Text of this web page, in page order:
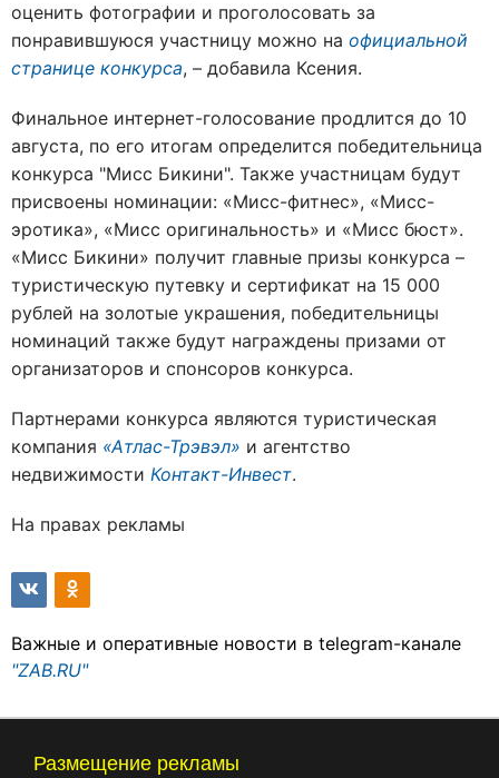
оценить фотографии и проголосовать за
понравившуюся участницу можно на официальной
странице конкурса, – добавила Ксения.
Финальное интернет-голосование продлится до 10
августа, по его итогам определится победительница
конкурса "Мисс Бикини". Также участницам будут
присвоены номинации: «Мисс-фитнес», «Мисс-
эротика», «Мисс оригинальность» и «Мисс бюст».
«Мисс Бикини» получит главные призы конкурса –
туристическую путевку и сертификат на 15 000
рублей на золотые украшения, победительницы
номинаций также будут награждены призами от
организаторов и спонсоров конкурса.
Партнерами конкурса являются туристическая
компания «Атлас-Трэвэл» и агентство
недвижимости Контакт-Инвест.
На правах рекламы
Важные и оперативные новости в telegram-канале
"ZAB.RU"
Размещение рекламы